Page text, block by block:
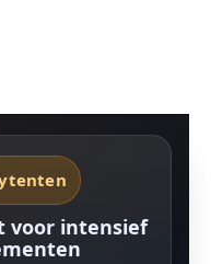
voor intensief